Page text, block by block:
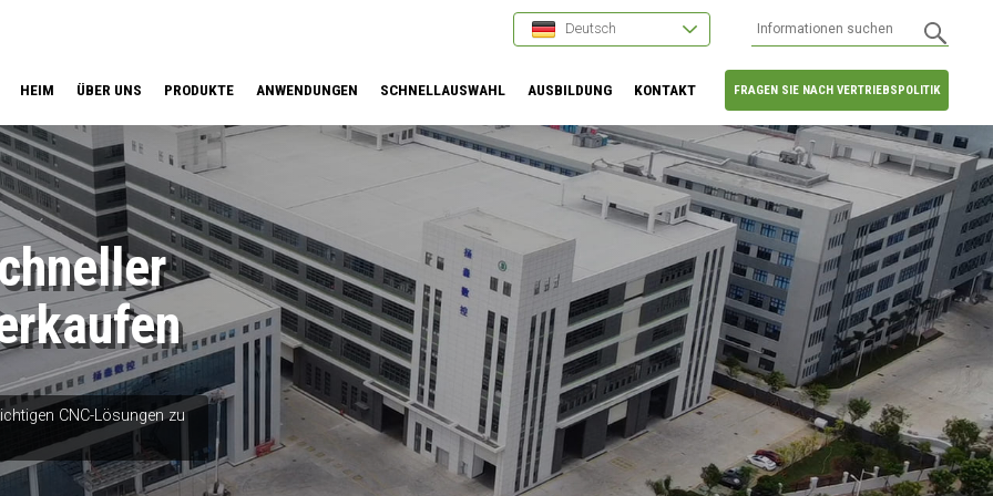
Deutsch
FRAGEN SIE NACH VERTRIEBSPOLITIK
HEIM ÜBER UNS PRODUKTE ANWENDUNGEN SCHNELLAUSWAHL AUSBILDUNG KONTAKT
CNC-Lösungen zu